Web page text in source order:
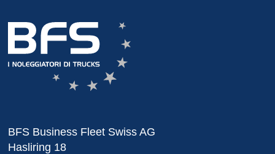
BFS Business Fleet Swiss AG
Hasliring 18